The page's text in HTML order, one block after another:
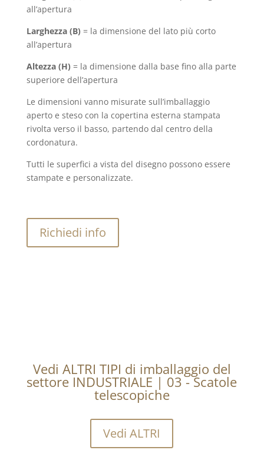
all’apertura
Larghezza (B) = la dimensione del lato più corto
all’apertura
Altezza (H) = la dimensione dalla base fino alla parte
superiore dell’apertura
Le dimensioni vanno misurate sull’imballaggio
aperto e steso con la copertina esterna stampata
rivolta verso il basso, partendo dal centro della
cordonatura.
Tutti le superfici a vista del disegno possono essere
stampate e personalizzate.
Richiedi info
Vedi ALTRI TIPI di imballaggio del
settore INDUSTRIALE | 03 - Scatole
telescopiche
Vedi ALTRI